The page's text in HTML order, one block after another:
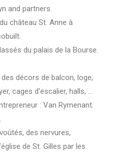
and partners.
château St. Anne à
du palais de la Bourse.
décors de balcon, loge,
cages d’escalier, halls, …
: Van Rymenant.
des nervures,
de St. Gilles par les